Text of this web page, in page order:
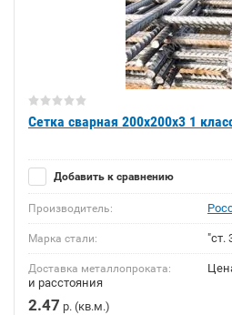
Сетка сварная 200х200х3 1
Добавить к сравнению
Производитель:
Марка стали: "ст.
Доставка металлопроката:
и расстояния
2.47 р. (кв.м.)